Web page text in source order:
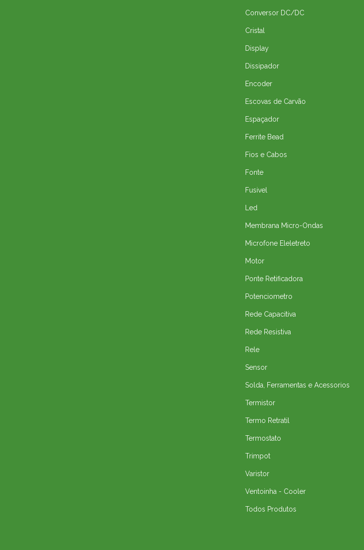
Conversor DC/DC
Cristal
Display
Dissipador
Encoder
Escovas de Carvão
Espaçador
Ferrite Bead
Fios e Cabos
Fonte
Fusivel
Led
Membrana Micro-Ondas
Microfone Eleletreto
Motor
Ponte Retificadora
Potenciometro
Rede Capacitiva
Rede Resistiva
Rele
Sensor
Solda, Ferramentas e Acessorios
Termistor
Termo Retratil
Termostato
Trimpot
Varistor
Ventoinha - Cooler
Todos Produtos